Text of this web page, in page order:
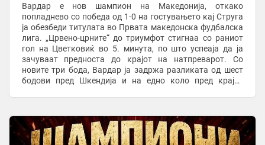
Вардар е нов шампион на Македонија, откако
попладнево со победа од 1-0 на гостувањето кај Струга
ја обезбеди титулата во Првата македонска фудбалска
лига. „Црвено-црните“ до триумфот стигнаа со раниот
гол на Цветковиќ во 5. минута, по што успеаја да ја
зачуваат предноста до крајот на натпреварот. Со
новите три бода, Вардар ја задржа разликата од шест
бодови пред Шкендија и на едно коло пред крајот